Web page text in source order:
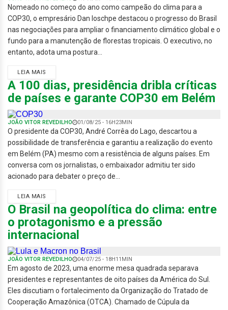
Nomeado no começo do ano como campeão do clima para a
COP30, o empresário Dan Ioschpe destacou o progresso do Brasil
nas negociações para ampliar o financiamento climático global e o
fundo para a manutenção de florestas tropicais. O executivo, no
entanto, adota uma postura...
LEIA MAIS
A 100 dias, presidência dribla críticas
de países e garante COP30 em Belém
JOÃO VITOR REVEDILHO 01/08/25 - 16H23MIN
O presidente da COP30, André Corrêa do Lago, descartou a
possibilidade de transferência e garantiu a realização do evento
em Belém (PA) mesmo com a resistência de alguns países. Em
conversa com os jornalistas, o embaixador admitiu ter sido
acionado para debater o preço de...
LEIA MAIS
O Brasil na geopolítica do clima: entre
o protagonismo e a pressão
internacional
JOÃO VITOR REVEDILHO 04/07/25 - 18H11MIN
Em agosto de 2023, uma enorme mesa quadrada separava
presidentes e representantes de oito países da América do Sul.
Eles discutiam o fortalecimento da Organização do Tratado de
Cooperação Amazônica (OTCA). Chamado de Cúpula da